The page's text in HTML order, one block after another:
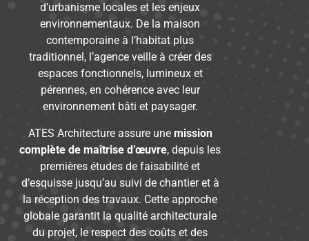
d’urbanisme locales et les enjeux
environnementaux. De la maison
contemporaine à l’habitat plus
traditionnel, l’agence veille à créer des
espaces fonctionnels, lumineux et
pérennes, en cohérence avec leur
environnement bâti et paysager.
ATES Architecture assure une mission
complète de maîtrise d’œuvre, depuis les
premières études de faisabilité et
d’esquisse jusqu’au suivi de chantier et à
la réception des travaux. Cette approche
globale garantit la qualité architecturale
du projet, le respect des coûts et des